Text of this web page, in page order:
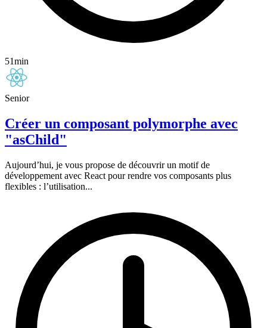
51min
Senior
Créer un composant polymorphe avec
"asChild"
Aujourd’hui, je vous propose de découvrir un motif de
développement avec React pour rendre vos composants plus
flexibles : l’utilisation...